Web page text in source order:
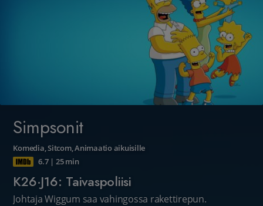
Simpsonit
Komedia,Sitcom,Animaatio aikuisille
6.7| 25 min
K26·J16: Taivaspoliisi
Johtaja Wiggum saa vahingossa rakettirepun.